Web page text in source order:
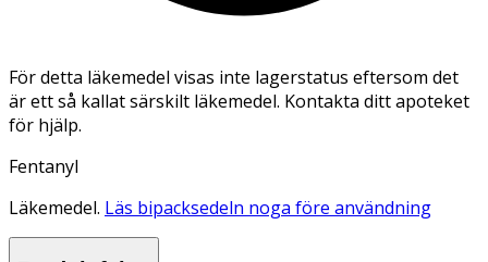
För detta läkemedel visas inte lagerstatus eftersom det
är ett så kallat särskilt läkemedel. Kontakta ditt apoteket
för hjälp.
Fentanyl
Läkemedel. Läs bipacksedeln noga före användning